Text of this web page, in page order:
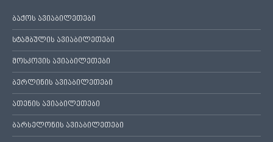
ბაქოს ავიაბილეთები
სტამბულის ავიაბილეთები
მოსკოვის ავიაბილეთები
ბერლინის ავიაბილეთები
ათენის ავიაბილეთები
ბარსელონის ავიაბილეთები